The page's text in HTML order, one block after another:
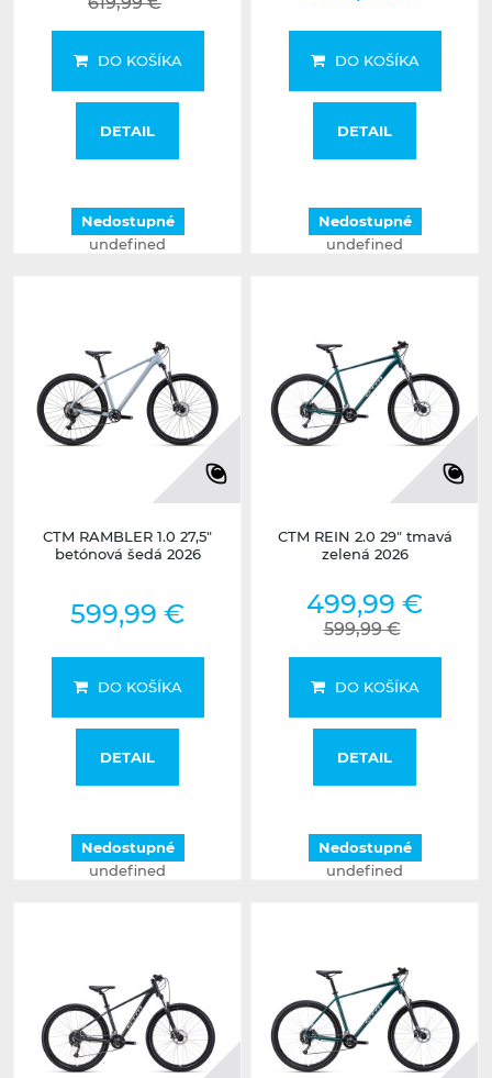
DO KOŠÍKA
DETAIL
Nedostupné
undefined
DO KOŠÍKA
DETAIL
Nedostupné
undefined
CTM RAMBLER 1.0 27,5"
betónová šedá 2026
599,99 €
DO KOŠÍKA
DETAIL
Nedostupné
undefined
CTM REIN 2.0 29" tmavá
zelená 2026
499,99 €
599,99 €
DO KOŠÍKA
DETAIL
Nedostupné
undefined